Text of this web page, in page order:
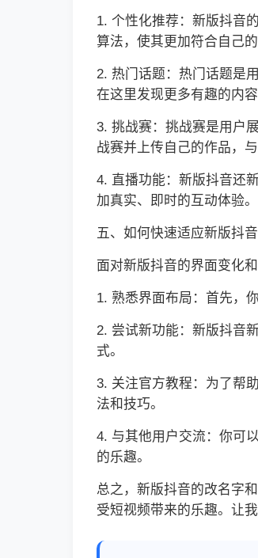
1. 个性化推荐：新版抖音
算法，使其更加符合自己的
2. 热门话题：热门话题是
在这里发现更多有趣的内容
3. 挑战赛：挑战赛是用户
战赛并上传自己的作品，
4. 直播功能：新版抖音还
加真实、即时的互动体验。
五、如何快速适应新版抖音
面对新版抖音的界面变化
1. 熟悉界面布局：首先，
2. 尝试新功能：新版抖音
式。
3. 关注官方教程：为了帮
法和技巧。
4. 与其他用户交流：你可
的乐趣。
总之，新版抖音的改名字
受短视频带来的乐趣。让